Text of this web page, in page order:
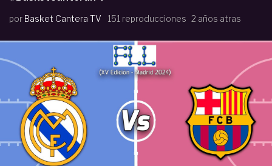
por Basket Cantera TV 151 reproducciones 2 años atras